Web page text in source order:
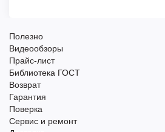
Полезно
Видеообзоры
Прайс-лист
Библиотека ГОСТ
Возврат
Гарантия
Поверка
Сервис и ремонт